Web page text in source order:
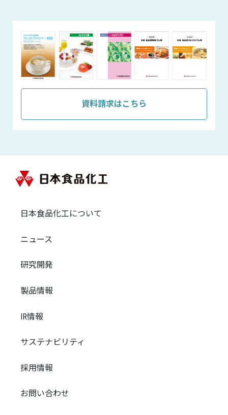
資料請求はこちら
日本食品化工について
ニュース
研究開発
製品情報
IR情報
サステナビリティ
採用情報
お問い合わせ